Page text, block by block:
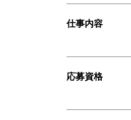
仕事内容
応募資格